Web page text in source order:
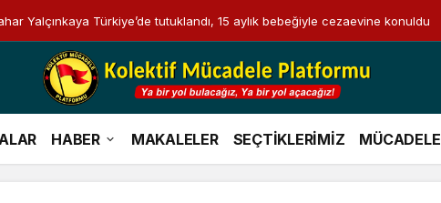
Yalçınkaya Türkiye’de tutuklandı, 15 aylık bebeğiyle cezaevine konuldu
HABER MAKALELER SEÇTİKLERİMİZ MÜCADELE